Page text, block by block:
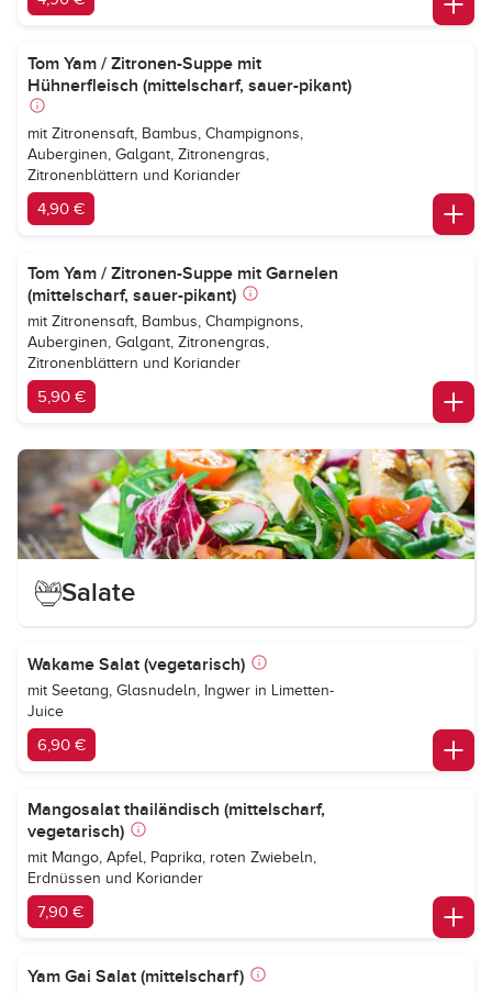
Tom Yam / Zitronen-Suppe mit
Hühnerfleisch (mittelscharf, sauer-pikant)
mit Zitronensaft, Bambus, Champignons,
Auberginen, Galgant, Zitronengras,
Zitronenblättern und Koriander
4,90 €
Tom Yam / Zitronen-Suppe mit Garnelen
(mittelscharf, sauer-pikant)
mit Zitronensaft, Bambus, Champignons,
Auberginen, Galgant, Zitronengras,
Zitronenblättern und Koriander
5,90 €
Salate
Wakame Salat (vegetarisch)
mit Seetang, Glasnudeln, Ingwer in Limetten-
Juice
6,90 €
Mangosalat thailändisch (mittelscharf,
vegetarisch)
mit Mango, Apfel, Paprika, roten Zwiebeln,
Erdnüssen und Koriander
7,90 €
Yam Gai Salat (mittelscharf)